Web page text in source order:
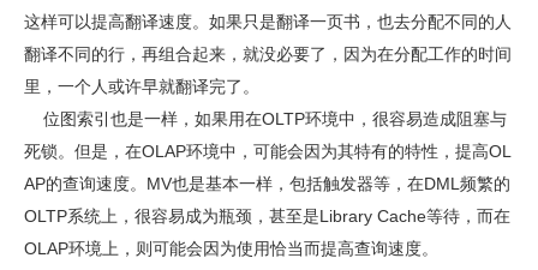
这样可以提高翻译速度。如果只是翻译一页书，也去分配不同的人
翻译不同的行，再组合起来，就没必要了，因为在分配工作的时间
里，一个人或许早就翻译完了。
位图索引也是一样，如果用在OLTP环境中，很容易造成阻塞与
死锁。但是，在OLAP环境中，可能会因为其特有的特性，提高OL
AP的查询速度。MV也是基本一样，包括触发器等，在DML频繁的
OLTP系统上，很容易成为瓶颈，甚至是Library Cache等待，而在
OLAP环境上，则可能会因为使用恰当而提高查询速度。